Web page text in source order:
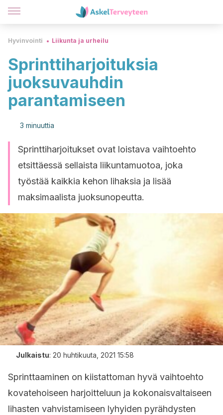
Hyvinvointi Liikunta ja urheilu
Sprinttiharjoituksia
juoksuvauhdin
parantamiseen
3 minuuttia
Sprinttiharjoitukset ovat loistava vaihtoehto
etsittäessä sellaista liikuntamuotoa, joka
työstää kaikkia kehon lihaksia ja lisää
maksimaalista juoksunopeutta.
Julkaistu: 20 huhtikuuta, 2021 15:58
Sprinttaaminen on kiistattoman hyvä vaihtoehto
kovatehoiseen harjoitteluun ja kokonaisvaltaiseen
lihasten vahvistamiseen lyhyiden pyrähdysten